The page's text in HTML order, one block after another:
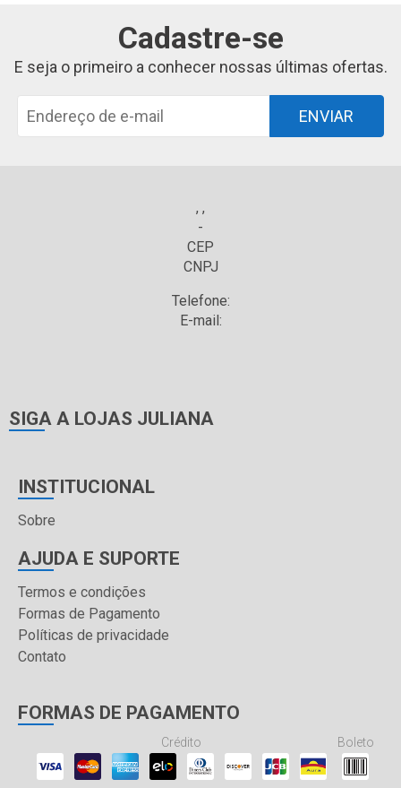
Cadastre-se
E seja o primeiro a conhecer nossas últimas ofertas.
ENVIAR
, ,
-
CEP
CNPJ
Telefone:
E-mail:
SIGA A LOJAS JULIANA
INSTITUCIONAL
Sobre
AJUDA E SUPORTE
Termos e condições
Formas de Pagamento
Políticas de privacidade
Contato
FORMAS DE PAGAMENTO
Crédito Boleto